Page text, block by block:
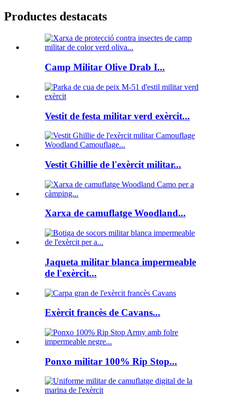
Productes destacats
Camp Militar Olive Drab I...
Vestit de festa militar verd exèrcit...
Vestit Ghillie de l'exèrcit militar...
Xarxa de camuflatge Woodland...
Jaqueta militar blanca impermeable
de l'exèrcit...
Exèrcit francès de Cavans...
Ponxo militar 100% Rip Stop...